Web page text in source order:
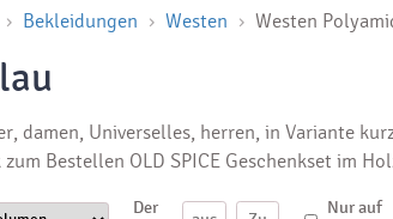
Bekleidungen Westen Westen
damen, Universelles, herren, in Variante
Bestellen OLD SPICE Geschenkset im
Der
Nur auf